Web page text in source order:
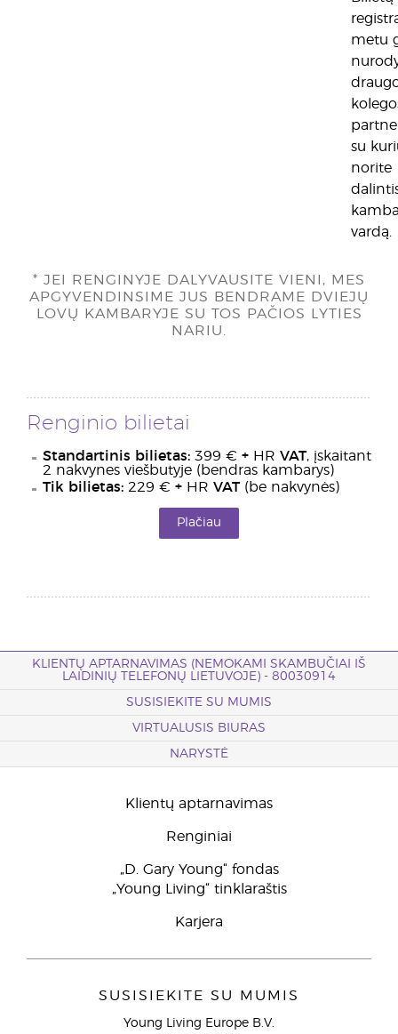
metu
su
norite
vardą.
* JEI RENGINYJE DALYVAUSITE VIENI, MES
APGYVENDINSIME JUS BENDRAME DVIEJŲ
LOVŲ KAMBARYJE SU TOS PAČIOS LYTIES
NARIU.
Renginio bilietai
Standartinis bilietas: 399 € + HR VAT, įskaitant
2 nakvynes viešbutyje (bendras kambarys)
Tik bilietas: 229 € + HR VAT(be nakvynės)
Plačiau
KLIENTŲ APTARNAVIMAS (NEMOKAMI SKAMBUČIAI IŠ
LAIDINIŲ TELEFONŲ LIETUVOJE) - 80030914
SUSISIEKITE SU MUMIS
VIRTUALUSIS BIURAS
NARYSTĖ
Klientų aptarnavimas
Renginiai
„D. Gary Young“ fondas
„Young Living“ tinklaraštis
Karjera
SUSISIEKITE SU MUMIS
Young Living Europe B.V.